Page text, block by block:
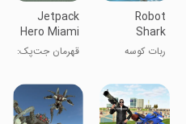
Robot
Shark
ربات کوسه
Jetpack
Hero Miami
Crime
قهرمان جت‌پک: